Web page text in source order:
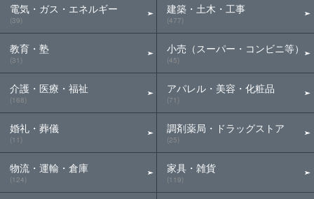
電気・ガス・エネルギー
(39)
教育・塾
(31)
介護・医療・福祉
(168)
婚礼・葬儀
(11)
物流・運輸・倉庫
(124)
建築・土木・工事
(477)
小売（スーパー・コンビニ等）
(45)
アパレル・美容・化粧品
(71)
調剤薬局・ドラッグストア
(25)
家具・雑貨
(119)